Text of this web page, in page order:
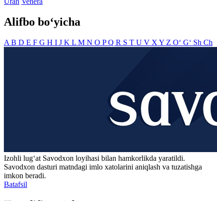
Alifbo bo‘yicha
A B D E F G H I J K L M N O PQ R S T U V X Y Z O‘ G‘ Sh Ch
Izohli lugʻat Savodxon loyihasi bilan hamkorlikda yaratildi.
Savodxon dasturi matndagi imlo xatolarini aniqlash va tuzatishga
imkon beradi.
Batafsil